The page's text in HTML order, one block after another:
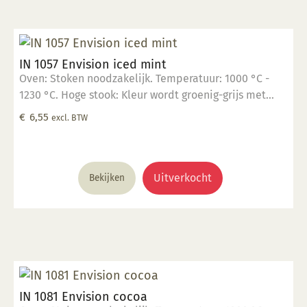
IN 1057 Envision iced mint
Oven: Stoken noodzakelijk. Temperatuur: 1000 °C -
1230 °C. Hoge stook: Kleur wordt groenig-grijs met
vlekken waar het dik is aangebracht. Glanzend,
afgedekt met een voedselveilige transparante
glazuur. Giftig: Nee. Hoe te gebruiken: 1. Breng aan op
een 1060 °C biscuit gebakken scherf. 2. Stook op 1000
€ 6,55 excl. BTW
Bekijken Uitverkocht
IN 1081 Envision cocoa